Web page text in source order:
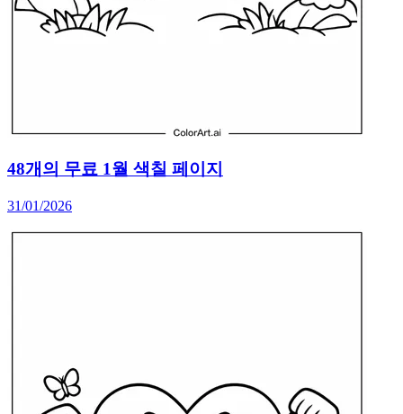
48개의 무료 1월 색칠 페이지
31/01/2026